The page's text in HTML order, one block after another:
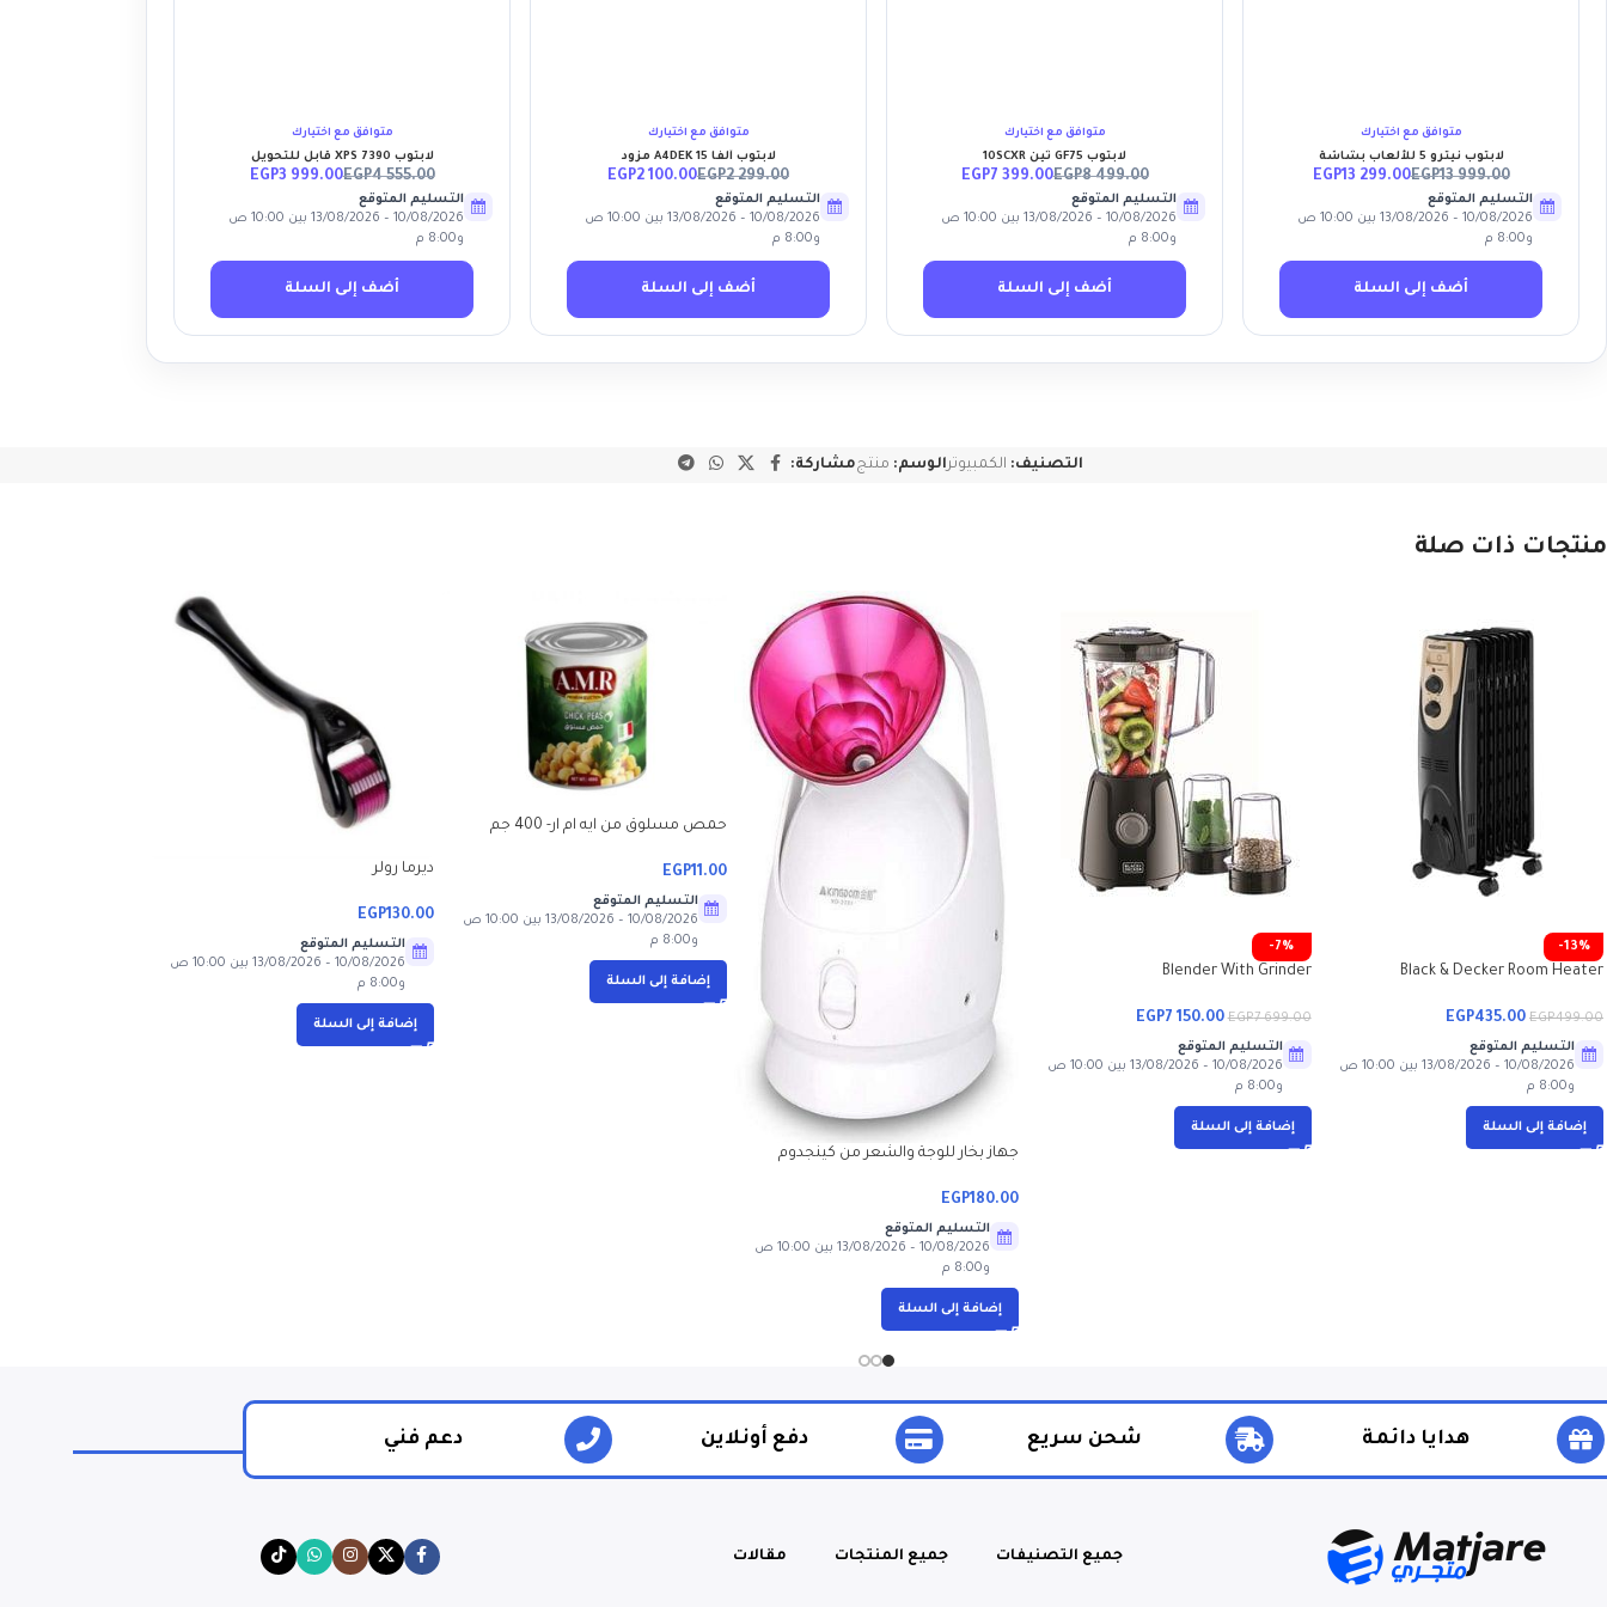
متوافق مع اختيارك
لابتوب نيترو 5 للألعاب بشاشة
EGP13 999.00
EGP13 299.00
التسليم المتوقع
10/08/2026 – 13/08/2026 بين 10:00 ص
و8:00 م
أضف إلى السلة
متوافق مع اختيارك
لابتوب GF75 ثين 10SCXR
EGP8 499.00
EGP7 399.00
التسليم المتوقع
10/08/2026 – 13/08/2026 بين 10:00 ص
و8:00 م
أضف إلى السلة
متوافق مع اختيارك
لابتوب ألفا 15 A4DEK مزود
EGP2 299.00
EGP2 100.00
التسليم المتوقع
10/08/2026 – 13/08/2026 بين 10:00 ص
و8:00 م
أضف إلى السلة
متوافق مع اختيارك
لابتوب XPS 7390 قابل للتحويل
EGP4 555.00
EGP3 999.00
التسليم المتوقع
10/08/2026 – 13/08/2026 بين 10:00 ص
و8:00 م
أضف إلى السلة
التصنيف: الكمبيوتر الوسم: منتجمشاركة:
منتجات ذات صلة
-13%
Black & Decker Room Heater
EGP499.00
EGP435.00
التسليم المتوقع
10/08/2026 – 13/08/2026 بين 10:00 ص
و8:00 م
إضافة إلى السلة
-7%
Blender With Grinder
EGP7 699.00
EGP7 150.00
التسليم المتوقع
10/08/2026 – 13/08/2026 بين 10:00 ص
و8:00 م
إضافة إلى السلة
جهاز بخار للوجة والشعر من كينجدوم
EGP180.00
التسليم المتوقع
10/08/2026 – 13/08/2026 بين 10:00 ص
و8:00 م
إضافة إلى السلة
حمص مسلوق من ايه ام ار- 400 جم
EGP11.00
التسليم المتوقع
10/08/2026 – 13/08/2026 بين 10:00 ص
و8:00 م
إضافة إلى السلة
ديرما رولر
EGP130.00
التسليم المتوقع
10/08/2026 – 13/08/2026 بين 10:00 ص
و8:00 م
إضافة إلى السلة
هدايا دائمة شحن سريع دفع أونلاين دعم فني
جميع التصنيفات جميع المنتجات مقالات